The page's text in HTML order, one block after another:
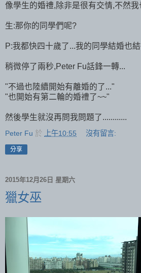
像學生的婚禮,除非是很有交情,不然我
生:那你的同學們呢?
P:我都快四十歲了...我的同學結婚也
稍微停了兩秒,Peter Fu話鋒一轉...
"不過也陸續開始有離婚的了..."
"也開始有第二輪的婚禮了~~"
然後學生就沒再問我問題了............
Peter Fu 於 上午10:55 沒有留言:
分享
2015年12月26日 星期六
獵女巫